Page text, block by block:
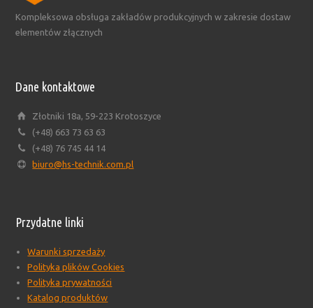
Kompleksowa obsługa zakładów produkcyjnych w zakresie dostaw
elementów złącznych
Dane kontaktowe
Złotniki 18a, 59-223 Krotoszyce
(+48) 663 73 63 63
(+48) 76 745 44 14
biuro@hs-technik.com.pl
Przydatne linki
Warunki sprzedaży
Polityka plików Cookies
Polityka prywatności
Katalog produktów